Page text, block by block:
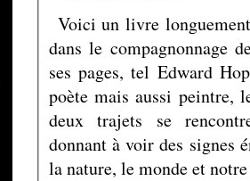
Voici un livre
dans le compagnonnage
ses pages, tel Edward
poète mais aussi peintre,
deux trajets se
donnant à voir des signes
la nature, le monde et